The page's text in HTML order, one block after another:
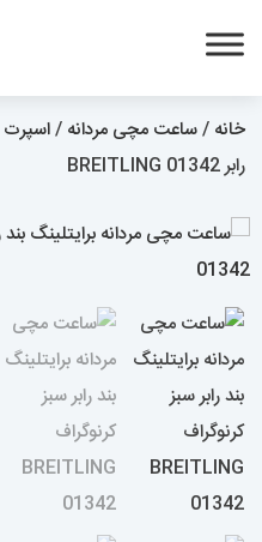
خانه /ساعت مچی مردانه /اسپرت
رابر BREITLING 01342